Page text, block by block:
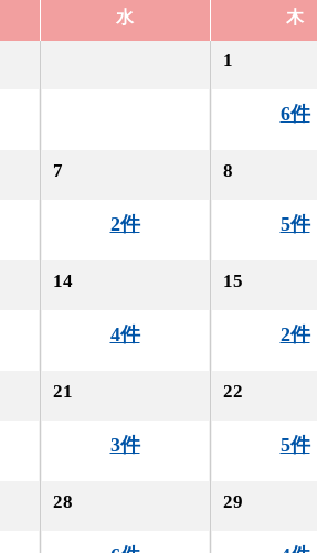
水 木
1
6件
7
2件
8
5件
14
4件
15
2件
21
3件
22
5件
28 29